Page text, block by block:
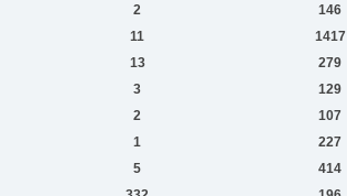
2 146
11 1417
13 279
3 129
2 107
1 227
5 414